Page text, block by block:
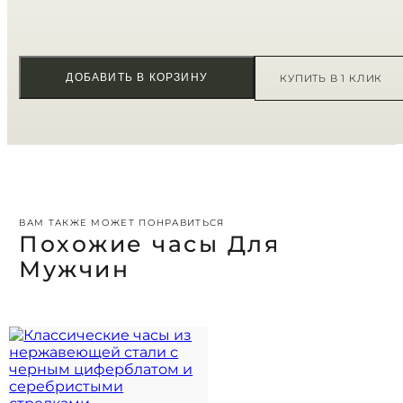
ДОБАВИТЬ В КОРЗИНУ КУПИТЬ В 1 КЛИК
ВАМ ТАКЖЕ МОЖЕТ ПОНРАВИТЬСЯ
Похожие часы Для
Мужчин